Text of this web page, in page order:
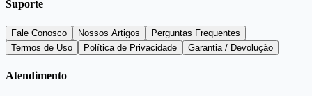
Suporte
Fale Conosco Nossos Artigos
Perguntas Frequentes
Termos de Uso
Política de Privacidade Garantia / Devolução
Atendimento